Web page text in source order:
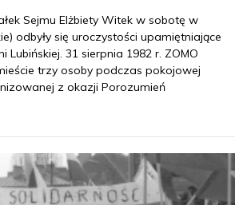
Sejmu Elżbiety Witek w sobotę w
odbyły się uroczystości upamiętniające
Lubińskiej. 31 sierpnia 1982 r. ZOMO
trzy osoby podczas pokojowej
z okazji Porozumień